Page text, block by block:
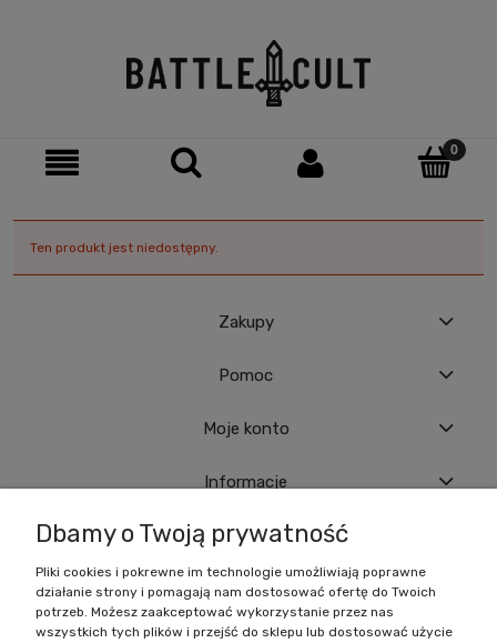
Ten produkt jest niedostępny.
Zakupy
Pomoc
Moje konto
Informacje
Battlecult | ul. Benedykta Dybowskiego 45/7, 41-208 Sosnowiec, woj.
śląskie | Email:kontakt@battlecult.plTel.: 669966242 | NIP:
6443563610 REGON: 520502331
Dbamy o Twoją prywatność
Pliki cookies i pokrewne im technologie umożliwiają poprawne
działanie strony i pomagają nam dostosować ofertę do Twoich
potrzeb. Możesz zaakceptować wykorzystanie przez nas
wszystkich tych plików i przejść do sklepu lub dostosować użycie